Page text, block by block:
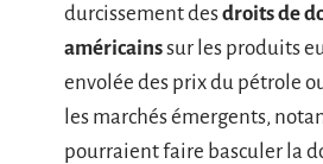
durcissement desdroits de
américainssur les produits
envolée des prix du pétrole
les marchés émergents,
pourraient faire basculer la